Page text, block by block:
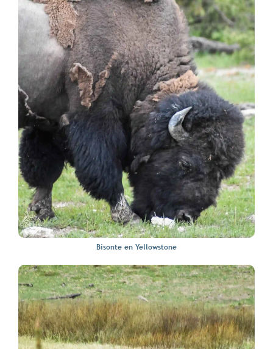
Bisonte en Yellowstone